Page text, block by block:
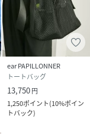
ear PAPILLONNER
トートバッグ
13,750円
1,250ポイント(10%ポイン
トバック)